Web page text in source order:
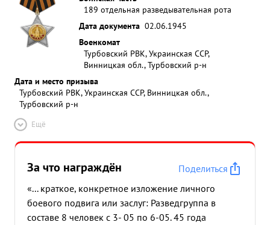
189 отдельная разведывательная рота
Дата документа 02.06.1945
Военкомат
Турбовский РВК, Украинская ССР,
Винницкая обл., Турбовский р-н
Дата и место призыва
Турбовский РВК, Украинская ССР, Винницкая обл.,
Турбовский р-н
Ещё
За что награждён
Поделиться
«... краткое, конкретное изложение личного
боевого подвига или заслуг: Разведгруппа в
составе 8 человек с 3- 05 по 6-05. 45 года